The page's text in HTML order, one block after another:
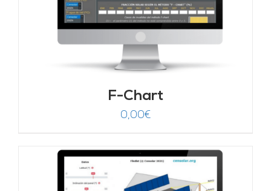
F-Chart
0,00€